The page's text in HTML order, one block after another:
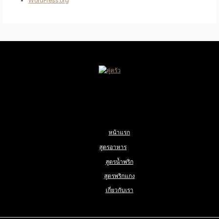
หน้าแรก
สูตรอาหาร
สูตรน้ำพริก
สูตรพริกแกง
เกี่ยวกับเรา